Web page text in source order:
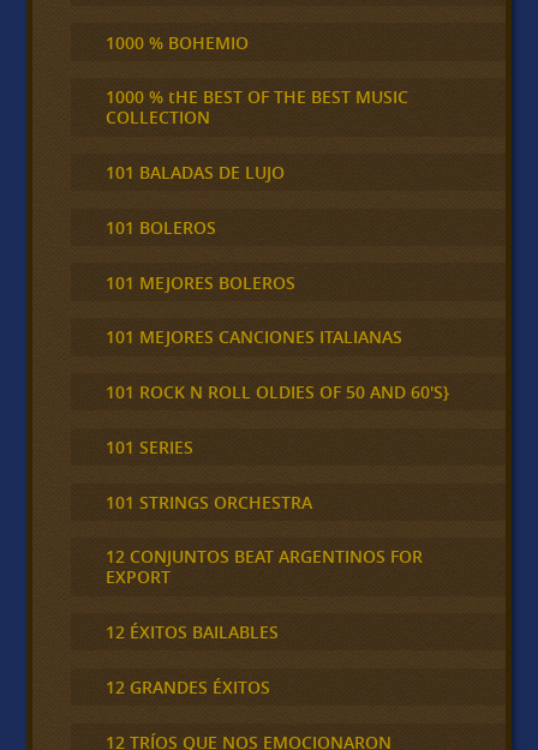
1000 % BOHEMIO
1000 % tHE BEST OF THE BEST MUSIC
COLLECTION
101 BALADAS DE LUJO
101 BOLEROS
101 MEJORES BOLEROS
101 MEJORES CANCIONES ITALIANAS
101 ROCK N ROLL OLDIES OF 50 AND 60'S}
101 SERIES
101 STRINGS ORCHESTRA
12 CONJUNTOS BEAT ARGENTINOS FOR
EXPORT
12 ÉXITOS BAILABLES
12 GRANDES ÉXITOS
12 TRÍOS QUE NOS EMOCIONARON